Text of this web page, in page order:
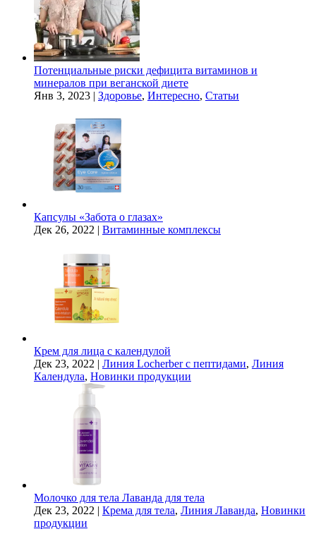
Потенциальные риски дефицита витаминов и
минералов при веганской диете
Янв 3, 2023 | Здоровье, Интересно, Статьи
Капсулы «Забота о глазах»
Дек 26, 2022 | Витаминные комплексы
Крем для лица с календулой
Дек 23, 2022 | Линия Locherber с пептидами, Линия
Календула, Новинки продукции
Молочко для тела Лаванда для тела
Дек 23, 2022 | Крема для тела, Линия Лаванда, Новинки
продукции